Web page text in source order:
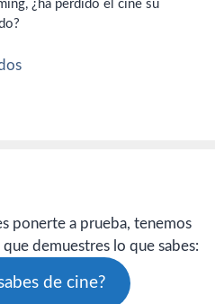
cine su
ponerte a prueba, tenemos
demuestres lo que sabes:
de cine?